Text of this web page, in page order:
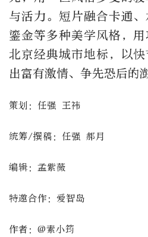
与活力。短片融合卡通、
鎏金等多种美学风格，
北京经典城市地标，以
出富有激情、争先恐后的
策划：任强 王祎
统筹/撰稿：任强 郝月
编辑：孟紫薇
特邀合作：爱智岛
作者：@素小筠